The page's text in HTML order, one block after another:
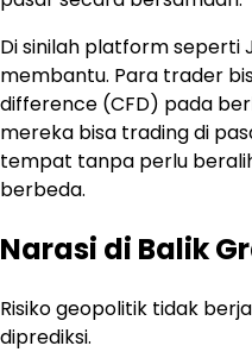
Di sinilah platform seperti
membantu. Para trader
difference (CFD) pada
mereka bisa trading di
tempat tanpa perlu
berbeda.
Narasi di Balik
Risiko geopolitik tidak
diprediksi.